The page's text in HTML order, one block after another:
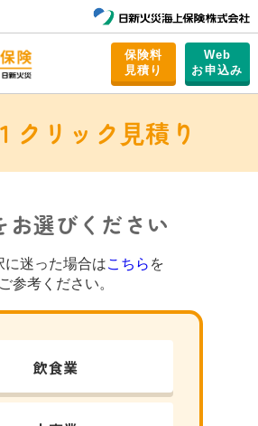
保険料
⾒積り
Web
お申込み
クリック⾒積り
お選びください
に迷った場合はこちら を
ご参考ください。
飲⾷業